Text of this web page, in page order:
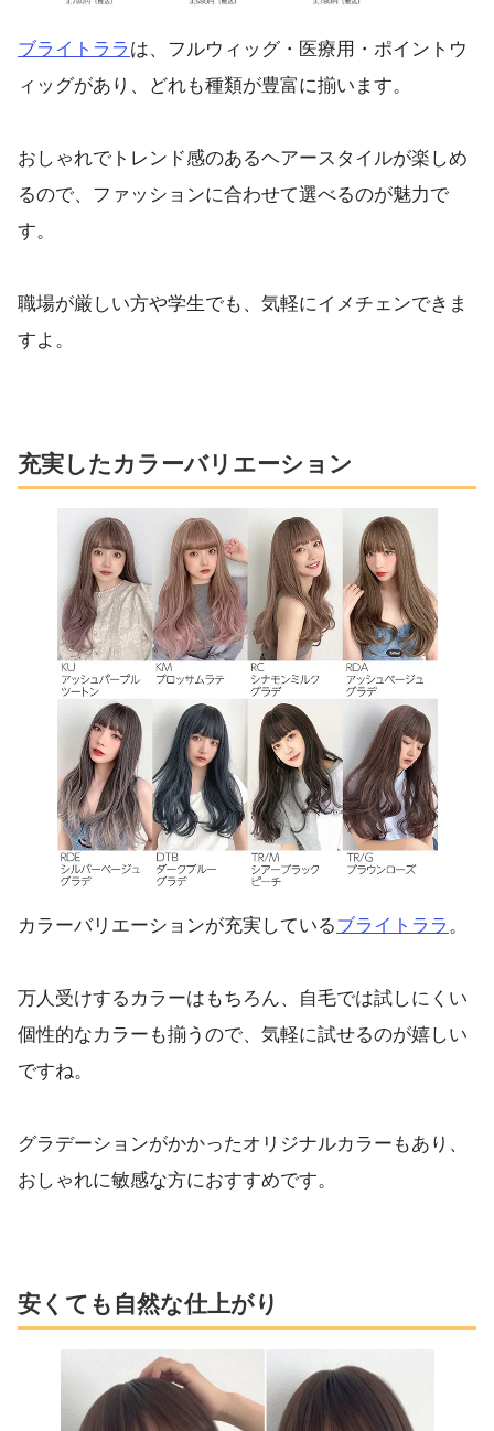
ブライトララ は、フルウィッグ・医療用・ポイントウ
ィッグがあり、どれも種類が豊富に揃います。
おしゃれでトレンド感のあるヘアースタイルが楽しめ
るので、ファッションに合わせて選べるのが魅力で
す。
職場が厳しい方や学生でも、気軽にイメチェンできま
すよ。
充実したカラーバリエーション
カラーバリエーションが充実しているブライトララ 。
万人受けするカラーはもちろん、自毛では試しにくい
個性的なカラーも揃うので、気軽に試せるのが嬉しい
ですね。
グラデーションがかかったオリジナルカラーもあり、
おしゃれに敏感な方におすすめです。
安くても自然な仕上がり